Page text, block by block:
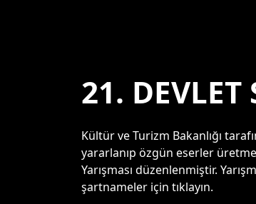
21. DEVLET
Kültür ve Turizm Bakanlığı
yararlanıp özgün eserler
Yarışması düzenlenmiştir.
şartnameler için tıklayın.